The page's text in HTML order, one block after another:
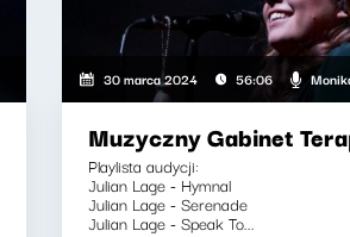
30 marca 2024 56:06
Muzyczny Gabinet
Playlista audycji:
Julian Lage - Hymnal
Julian Lage - Serenade
Julian Lage - Speak To...